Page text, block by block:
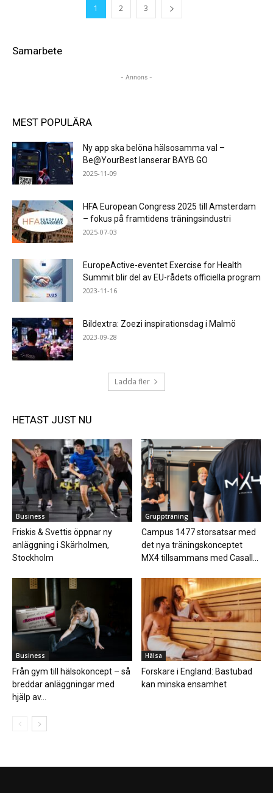
1 2 3
Samarbete
- Annons -
MEST POPULÄRA
Ny app ska belöna hälsosamma val –
Be@YourBest lanserar BAYB GO
2025-11-09
HFA European Congress 2025 till Amsterdam
– fokus på framtidens träningsindustri
2025-07-03
EuropeActive-eventet Exercise for Health
Summit blir del av EU-rådets officiella program
2023-11-16
Bildextra: Zoezi inspirationsdag i Malmö
2023-09-28
Ladda fler
HETAST JUST NU
Business
Friskis & Svettis öppnar ny
anläggning i Skärholmen,
Stockholm
Gruppträning
Campus 1477 storsatsar med
det nya träningskonceptet
MX4 tillsammans med Casall...
Business
Från gym till hälsokoncept – så
breddar anläggningar med
hjälp av...
Hälsa
Forskare i England: Bastubad
kan minska ensamhet